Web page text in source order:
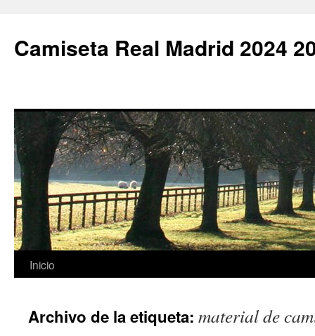
Camiseta Real Madrid 2024
Saltar
contenido
Inicio
Archivo de la etiqueta: material de